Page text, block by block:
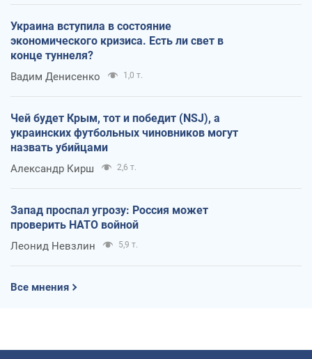
Украина вступила в состояние
экономического кризиса. Есть ли свет в
конце туннеля?
Вадим Денисенко 1,0 т.
Чей будет Крым, тот и победит (NSJ), а
украинских футбольных чиновников могут
назвать убийцами
Александр Кирш 2,6 т.
Запад проспал угрозу: Россия может
проверить НАТО войной
Леонид Невзлин 5,9 т.
Все мнения